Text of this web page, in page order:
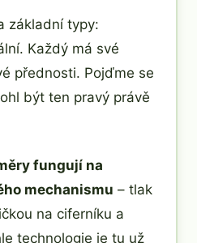
základní typy:
Každý má své
přednosti. Pojďme se
být ten pravý právě
fungují na
mechanismu – tlak
na ciferníku a
technologie je tu už